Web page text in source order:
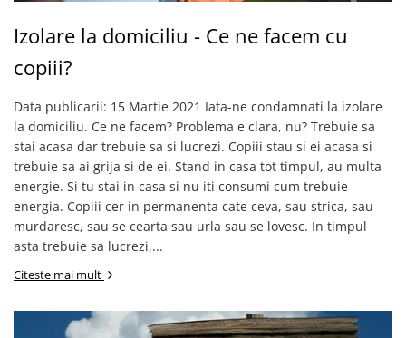
Izolare la domiciliu - Ce ne facem cu
copiii?
Data publicarii: 15 Martie 2021 Iata-ne condamnati la izolare
la domiciliu. Ce ne facem? Problema e clara, nu? Trebuie sa
stai acasa dar trebuie sa si lucrezi. Copiii stau si ei acasa si
trebuie sa ai grija si de ei. Stand in casa tot timpul, au multa
energie. Si tu stai in casa si nu iti consumi cum trebuie
energia. Copiii cer in permanenta cate ceva, sau strica, sau
murdaresc, sau se cearta sau urla sau se lovesc. In timpul
asta trebuie sa lucrezi,...
Citeste mai mult